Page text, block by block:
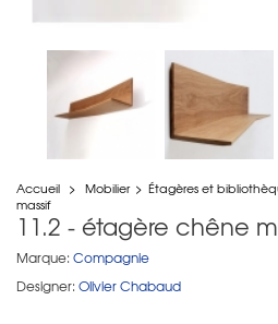
Accueil > Mobilier > Étagères et
massif
11.2 - étagère chêne
Marque: Compagnie
Designer: Olivier Chabaud